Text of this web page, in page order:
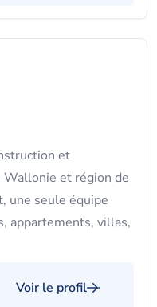
et
Wallonie et région de
une seule équipe
appartements, villas,
Voir le profil